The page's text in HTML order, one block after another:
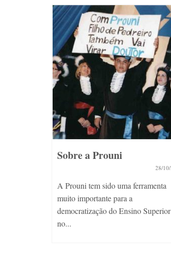
Sobre a Prouni
A Prouni tem sido uma ferramenta
muito importante para a
democratização do Ensino Superior